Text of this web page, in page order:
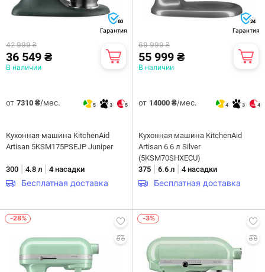
60
Гарантия
42 999 ₴
36 549 ₴
В наличии
от 7310 ₴/мес. 5 3 5
Кухонная машина KitchenAid
Artisan 5KSM175PSEJP Juniper
300 4.8 л 4 насадки
Бесплатная доставка
24
Гарантия
69 999 ₴
55 999 ₴
В наличии
от 14000 ₴/мес. 4 3 4
Кухонная машина KitchenAid
Artisan 6.6 л Silver
(5KSM70SHXECU)
375
6.6 л 4 насадки
Бесплатная доставка
-28% -3%